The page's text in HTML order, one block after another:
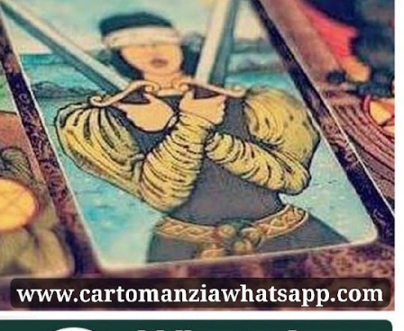
vita a Mario, 42enne torinese che l’assumeva da tempo a
insaputa della moglie, e che il Sert, dov’era in cura, non era
riuscito a individuare nel suo sangue. Lo shopping prosegue
con un grammo di eroina Arctic Wolf pura al 70 per cento (65
euro, ma per i più esigenti c’...